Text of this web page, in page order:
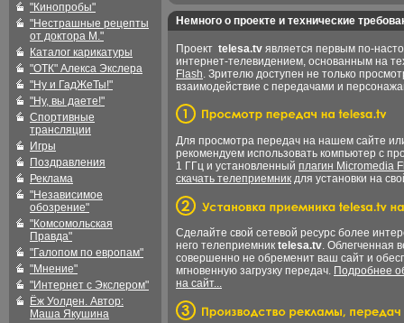
"Кинопробы"
"Нестрашные рецепты
от доктора М."
Каталог карикатуры
"ОТК" Алекса Экслера
"Ну и ГадЖеТы!"
"Ну, вы даете!"
Спортивные
трансляции
Игры
Поздравления
Реклама
"Независимое
обозрение"
"Комсомольская
Правда"
"Галопом по европам"
"Мнение"
"Интернет с Экслером"
Ёж Уолден. Автор:
Маша Якушина
Немного о проекте и технические
Проект telesa.tv является первым по-
интернет-телевидением, основанным на
Flash. Зрителю доступен не только
взаимодействие с передачами и
Для просмотра передач на нашем сайте
рекомендуем использовать компьютер с
1 ГГц и установленный плагин Micromedia
скачать телеприемник для установки на
Сделайте свой сетевой ресурс более
него телеприемник telesa.tv. Облегченная
совершенно не обременит ваш сайт и
мгновенную загрузку передач. Подробнее
на сайт...